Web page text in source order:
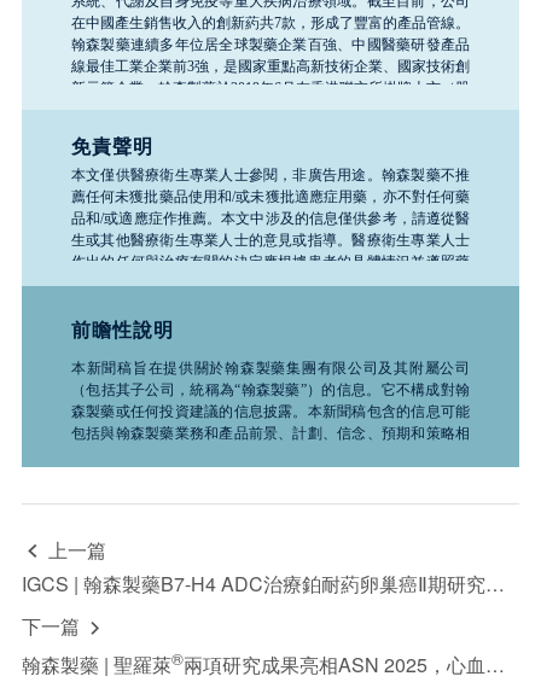
在中國產生銷售收入的創新葯共7款，形成了豐富的產品管線。
翰森製藥連續多年位居全球製藥企業百強、中國醫藥研發產品
線最佳工業企業前3強，是國家重點高新技術企業、國家技術創
新示範企業。翰森製藥於2019年6月在香港聯交所掛牌上市（股
免責聲明
本文僅供醫療衛生專業人士參閱，非廣告用途。翰森製藥不推
薦任何未獲批藥品使用和/或未獲批適應症用藥，亦不對任何藥
品和/或適應症作推薦。本文中涉及的信息僅供參考，請遵從醫
生或其他醫療衛生專業人士的意見或指導。醫療衛生專業人士
作出的任何與治療有關的決定應根據患者的具體情況並遵照藥
品說明書。如需了解公司任何產品、醫療或疾病的相關信息，
前瞻性說明
本新聞稿旨在提供關於翰森製藥集團有限公司及其附屬公司
（包括其子公司，統稱為“翰森製藥”）的信息。它不構成對翰
森製藥或任何投資建議的信息披露。本新聞稿包含的信息可能
包括與翰森製藥業務和產品前景、計劃、信念、預期和策略相
實際結果可能與此處所述有顯著差異，且過去的證券價格趨勢
不應作為未來行情的指導。因此，投資者在使用這些信息進行
投資決策時應謹慎行事。“致力於”“預期”“相信”“預測”“意
導”“潛在”“追求”以及於任何未來計劃、行動或事件的討論中使
保證前瞻性信息的準確性、及時性或完整性，並且不承擔更新

上一篇
IGCS | 翰森製藥B7-H4 ADC治療鉑耐葯卵巢癌Ⅱ期研究結果入選口頭報告
下一篇 
翰森製藥 | 聖羅萊®兩項研究成果亮相ASN 2025，心血管安全性優勢再添力證